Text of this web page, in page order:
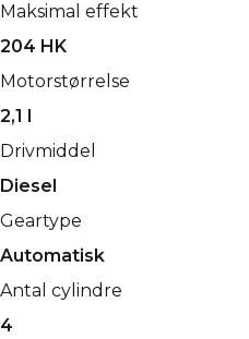
Maksimal effekt
204 HK
Motorstørrelse
2,1 l
Drivmiddel
Diesel
Geartype
Automatisk
Antal cylindre
4